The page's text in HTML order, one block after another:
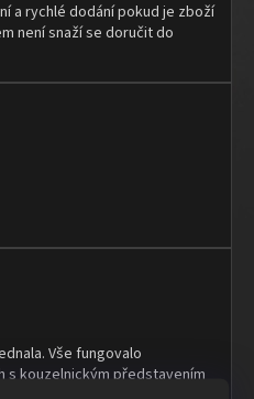
a rychlé dodání pokud je zboží
není snaží se doručit do
Vše fungovalo
kouzelnickým představením